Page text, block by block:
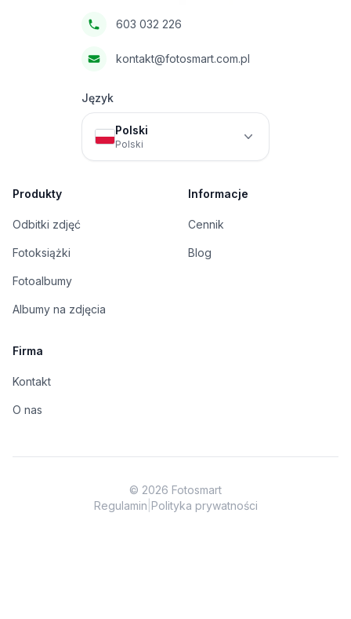
603 032 226
kontakt@fotosmart.com.pl
Język
Polski
Polski
Produkty
Odbitki zdjęć
Fotoksiążki
Fotoalbumy
Albumy na zdjęcia
Informacje
Cennik
Blog
Firma
Kontakt
O nas
© 2026 Fotosmart
Regulamin Polityka prywatności